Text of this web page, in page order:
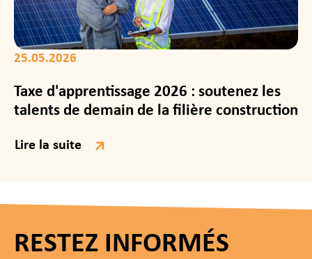
25.05.2026
Taxe d'apprentissage 2026 : soutenez les
talents de demain de la filière construction
Lire la suite
RESTEZ INFORMÉS